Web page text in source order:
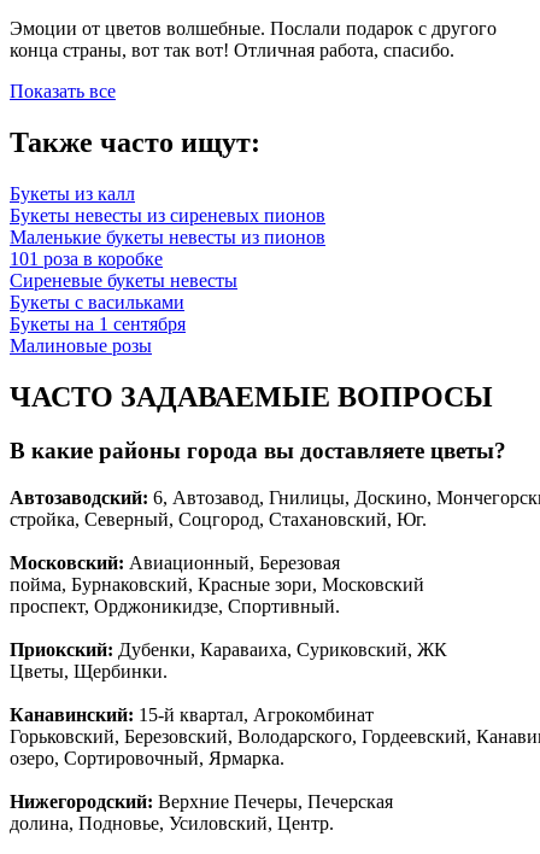
Эмоции от цветов волшебные. Послали подарок с другого
конца страны, вот так вот! Отличная работа, спасибо.
Показать все
Также часто ищут:
Букеты из калл
Букеты невесты из сиреневых пионов
Маленькие букеты невесты из пионов
101 роза в коробке
Сиреневые букеты невесты
Букеты с васильками
Букеты на 1 сентября
Малиновые розы
ЧАСТО ЗАДАВАЕМЫЕ ВОПРОСЫ
В какие районы города вы доставляете цветы?
Автозаводский: 6, Автозавод, Гнилицы, Доскино,
стройка, Северный, Соцгород, Стахановский, Юг.
Московский: Авиационный, Березовая
пойма, Бурнаковский, Красные зори, Московский
проспект, Орджоникидзе, Спортивный.
Приокский: Дубенки, Караваиха, Суриковский, ЖК
Цветы, Щербинки.
Канавинский: 15-й квартал, Агрокомбинат
Горьковский, Березовский, Володарского, Гордеевский,
озеро, Сортировочный, Ярмарка.
Нижегородский: Верхние Печеры, Печерская
долина, Подновье, Усиловский, Центр.